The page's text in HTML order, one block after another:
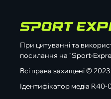
При цитуванні та
посилання на "Sport-
Всі права захищені ©
Ідентифікатор медіа R40-